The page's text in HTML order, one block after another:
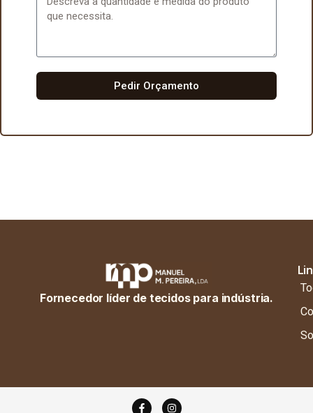
Pedir Orçamento
Fornecedor líder de tecidos para indústria.